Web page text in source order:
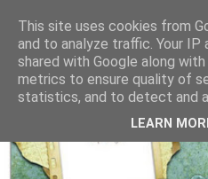
This site uses cookies from
and to analyze traffic. Your IP
shared with Google along
metrics to ensure quality of
statistics, and to detect and
LEARN